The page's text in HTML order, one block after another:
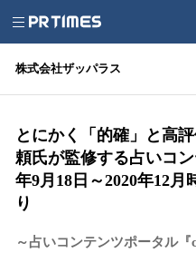
株式会社ザッパラス
とにかく「的確」と高
頼氏が監修する占いコ
年9月18日～2020年12
り
～占いコンテンツポータル